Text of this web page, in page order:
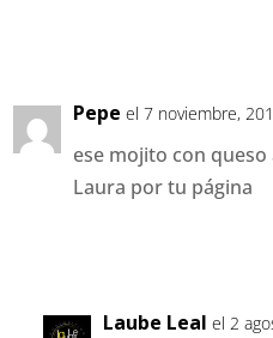
Pepe el 7 noviembre,
ese mojito con
Laura por tu página
Laube Leal el 2